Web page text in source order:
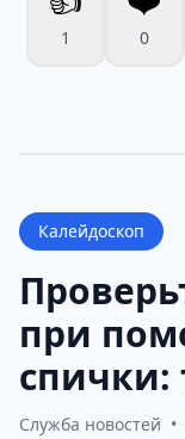
1 0
Калейдоскоп
при
спички:
Служба новостей •